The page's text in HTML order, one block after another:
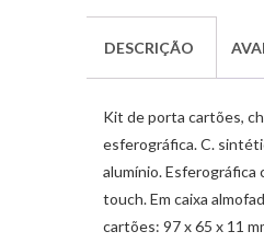
DESCRIÇÃO
Kit de porta cartões,
esferográfica. C.
alumínio. Esferográfica
touch. Em caixa
cartões: 97 x 65 x 11